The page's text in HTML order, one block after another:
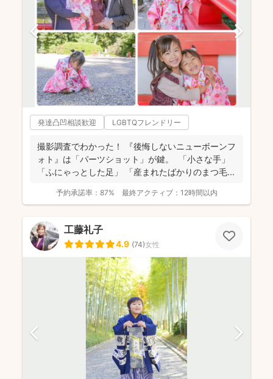
発達凸凹相談歓迎 LGBTQフレンドリー
撮影調査でわかった！ 『後悔しないニューボーンフ
ォト』は「パーツショット」が鍵。 「小さな手」
「ふにゃっとした足」 「産まれたばかりのまつ毛...
予約承諾率： 87% 最終アクティブ： 12時間以内
工藤礼子
4.9 (74)女性